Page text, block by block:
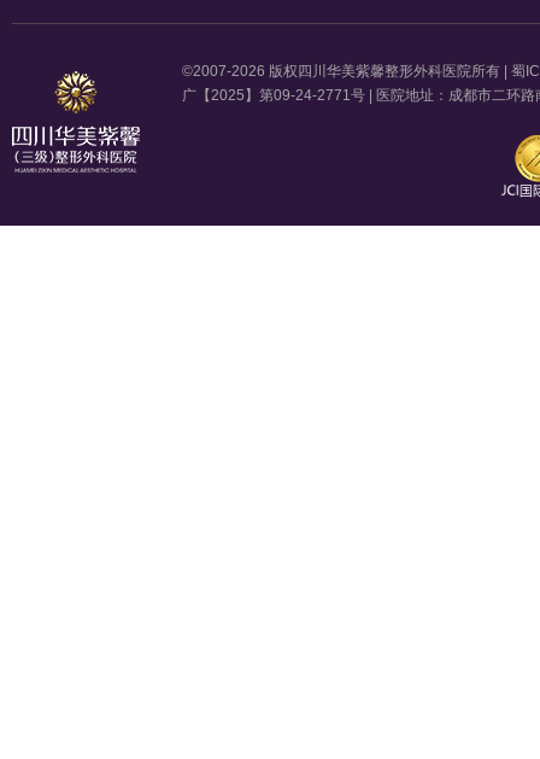
©2007-2026 版权四川华美紫馨整形外科医院所有 | 蜀
广【2025】第09-24-2771号 | 医院地址：成都市二环